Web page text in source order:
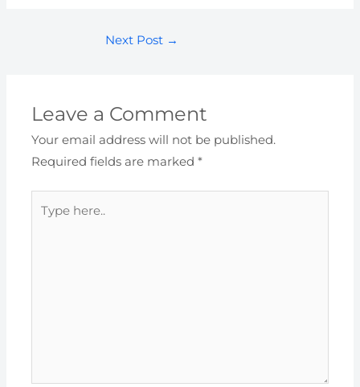
Next Post →
Leave a Comment
Your email address will not be published.
Required fields are marked*
here..